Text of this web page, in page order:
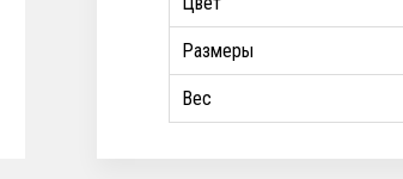
Размеры
Вес